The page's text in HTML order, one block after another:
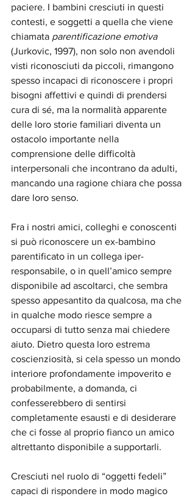
paciere. I bambini cresciuti in questi
contesti, e soggetti a quella che viene
chiamata parentificazione emotiva
(Jurkovic, 1997), non solo non avendoli
visti riconosciuti da piccoli, rimangono
spesso incapaci di riconoscere i propri
bisogni affettivi e quindi di prendersi
cura di sé, ma la normalità apparente
delle loro storie familiari diventa un
ostacolo importante nella
comprensione delle difficoltà
interpersonali che incontrano da adulti,
mancando una ragione chiara che possa
dare loro senso.
Fra i nostri amici, colleghi e conoscenti
si può riconoscere un ex-bambino
parentificato in un collega iper-
responsabile, o in quell’amico sempre
disponibile ad ascoltarci, che sembra
spesso appesantito da qualcosa, ma che
in qualche modo riesce sempre a
occuparsi di tutto senza mai chiedere
aiuto. Dietro questa loro estrema
coscienziosità, si cela spesso un mondo
interiore profondamente impoverito e
probabilmente, a domanda, ci
confesserebbero di sentirsi
completamente esausti e di desiderare
che ci fosse al proprio fianco un amico
altrettanto disponibile a supportarli.
Cresciuti nel ruolo di “oggetti fedeli”
capaci di rispondere in modo magico